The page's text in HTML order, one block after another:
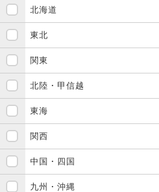
北海道
東北
関東
北陸・甲信越
東海
関西
中国・四国
九州・沖縄